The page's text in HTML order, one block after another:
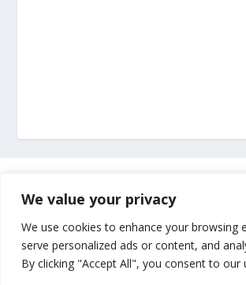
We value your privacy
We use cookies to enhance your browsing
serve personalized ads or content, and
By clicking "Accept All", you consent to our
Impressum
Uvjeti korištenja